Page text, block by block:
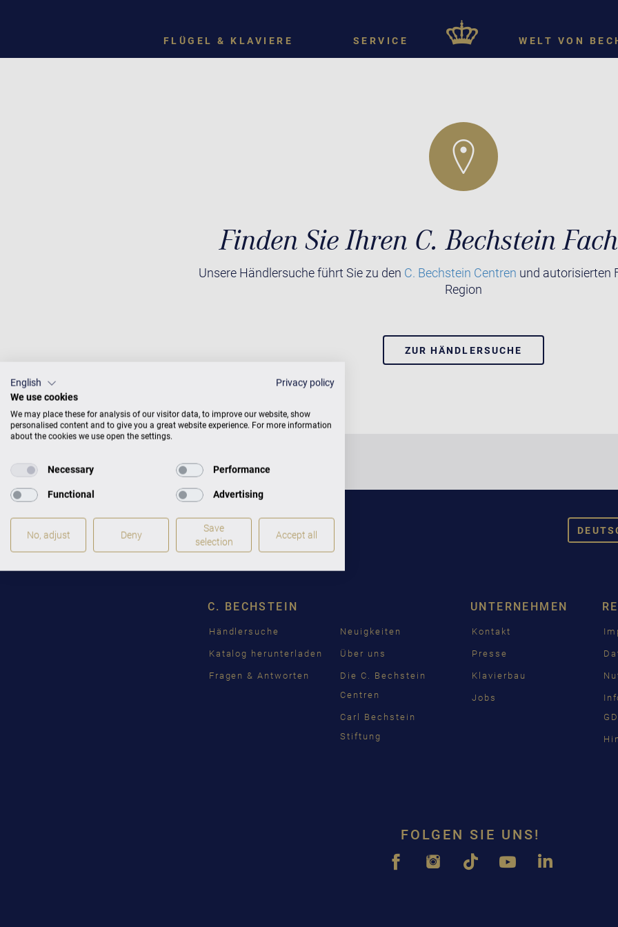
FLÜGEL & KLAVIERE SERVICE WELT VON
Finden Sie Ihren C. Bechstein
Unsere Händlersuche führt Sie zu den C. Bechstein Centren und autorisierten
Region
ZUR HÄNDLERSUCHE
中国
C. BECHSTEIN
Händlersuche
Katalog herunterladen
Fragen & Antworten
Neuigkeiten
Über uns
Die C. Bechstein
Centren
Carl Bechstein
Stiftung
UNTERNEHMEN
Kontakt
Presse
Klavierbau
Jobs
FOLGEN SIE UNS!
English
Privacy policy
We use cookies
We may place these for analysis of our visitor data, to improve our website, show
personalised content and to give you a great website experience. For more information
about the cookies we use open the settings.
Necessary Performance
Functional Advertising
No, adjust Deny
Save
selection
Accept all